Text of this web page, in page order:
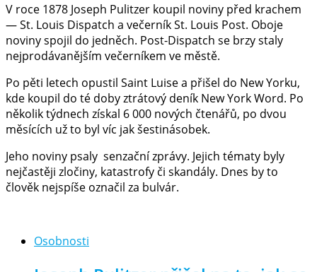
V roce 1878 Joseph Pulitzer koupil noviny před krachem
— St. Louis Dispatch a večerník St. Louis Post. Oboje
noviny spojil do jedněch. Post-Dispatch se brzy staly
nejprodávanějším večerníkem ve městě.
Po pěti letech opustil Saint Luise a přišel do New Yorku,
kde koupil do té doby ztrátový deník New York Word. Po
několik týdnech získal 6 000 nových čtenářů, po dvou
měsících už to byl víc jak šestinásobek.
Jeho noviny psaly senzační zprávy. Jejich tématy byly
nejčastěji zločiny, katastrofy či skandály. Dnes by to
člověk nejspíše označil za bulvár.
Osobnosti